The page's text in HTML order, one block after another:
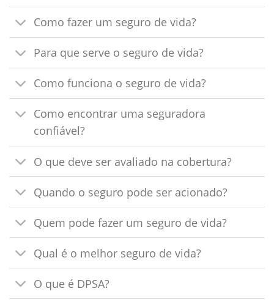
Como fazer um seguro de vida?
Para que serve o seguro de vida?
Como funciona o seguro de vida?
Como encontrar uma seguradora
confiável?
O que deve ser avaliado na cobertura?
Quando o seguro pode ser acionado?
Quem pode fazer um seguro de vida?
Qual é o melhor seguro de vida?
O que é DPSA?